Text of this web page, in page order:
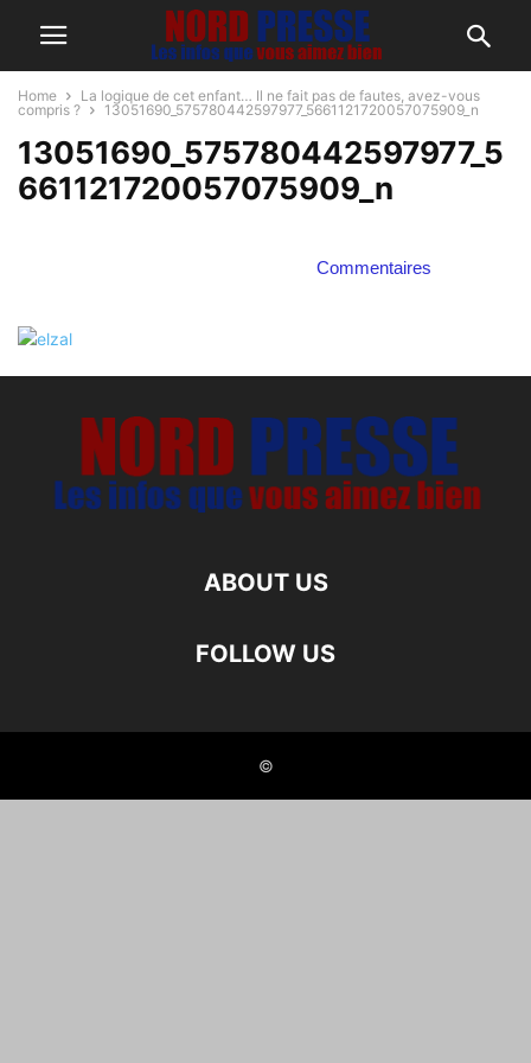
Home
La logique de cet enfant… Il ne fait pas de fautes, avez-vous
compris ?
13051690_575780442597977_5661121720057075909_n
13051690_575780442597977_5
661121720057075909_n
Commentaires
ABOUT US
FOLLOW US
©